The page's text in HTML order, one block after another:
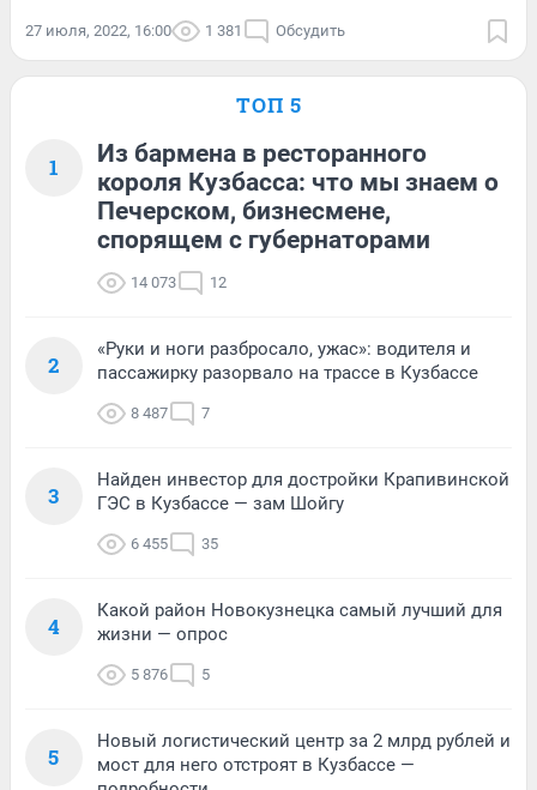
27 июля, 2022, 16:00 1 381 Обсудить
ТОП 5
1
Из бармена в ресторанного
короля Кузбасса: что мы знаем о
Печерском, бизнесмене,
спорящем с губернаторами
14 073 12
2
«Руки и ноги разбросало, ужас»: водителя и
пассажирку разорвало на трассе в Кузбассе
8 487 7
3
Найден инвестор для достройки Крапивинской
ГЭС в Кузбассе — зам Шойгу
6 455 35
4
Какой район Новокузнецка самый лучший для
жизни — опрос
5 876 5
5
Новый логистический центр за 2 млрд рублей и
мост для него отстроят в Кузбассе —